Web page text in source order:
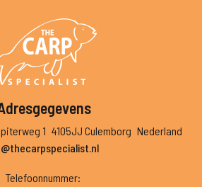
1 4105JJ Culemborg Nederland
Telefoonnummer: